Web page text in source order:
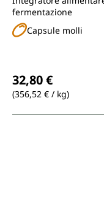
fermentazione
Capsule molli
32,80 €
(356,52 € / kg)